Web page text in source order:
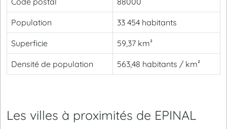
Population 33 454 habitants
Superficie 59,37 km²
Densité de population 563,48 habitants / km²
Les villes à proximités de EPINAL